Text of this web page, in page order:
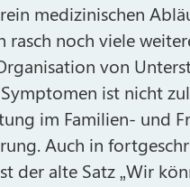
medizinischen
rasch noch viele
von
ist nicht
im Familien- und
Auch in
der alte Satz „Wir